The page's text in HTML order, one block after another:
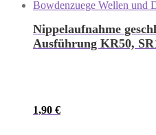
Nippelaufnahme
Ausführung KR50,
1,90 €